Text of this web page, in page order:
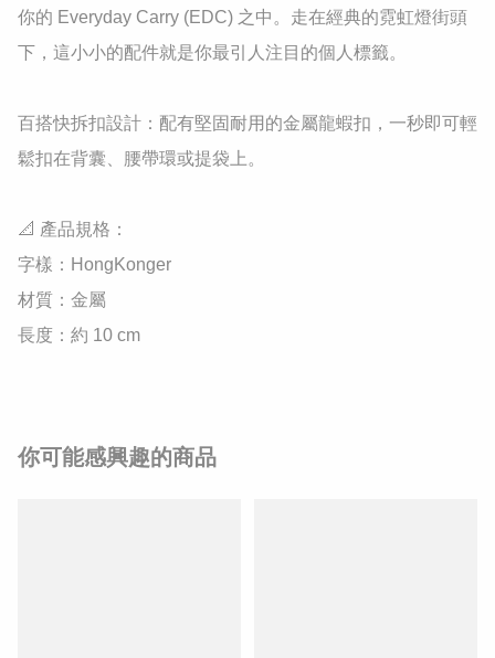
你的 Everyday Carry (EDC) 之中。走在經典的霓虹燈街頭
下，這小小的配件就是你最引人注目的個人標籤。
​百搭快拆扣設計：配有堅固耐用的金屬龍蝦扣，一秒即可輕
鬆扣在背囊、腰帶環或提袋上。
​📐 產品規格：
​字樣：HongKonger
​材質：金屬
​長度：約 10 cm
你可能感興趣的商品